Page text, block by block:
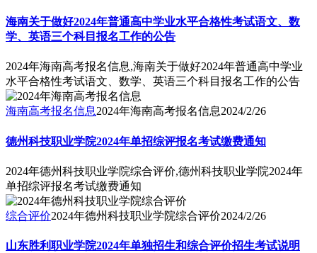
海南关于做好2024年普通高中学业水平合格性考试语文、数
学、英语三个科目报名工作的公告
2024年海南高考报名信息,海南关于做好2024年普通高中学业
水平合格性考试语文、数学、英语三个科目报名工作的公告
海南高考报名信息2024年海南高考报名信息2024/2/26
德州科技职业学院2024年单招综评报名考试缴费通知
2024年德州科技职业学院综合评价,德州科技职业学院2024年
单招综评报名考试缴费通知
综合评价2024年德州科技职业学院综合评价2024/2/26
山东胜利职业学院2024年单独招生和综合评价招生考试说明